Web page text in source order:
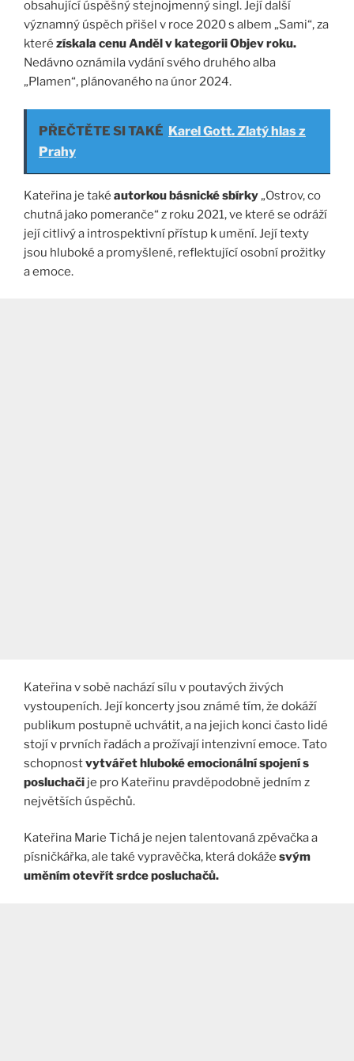
obsahující úspěšný stejnojmenný singl. Její další
významný úspěch přišel v roce 2020 s albem „Sami“, za
které získala cenu Anděl v kategorii Objev roku.
Nedávno oznámila vydání svého druhého alba
„Plamen“, plánovaného na únor 2024.
PŘEČTĚTE SI TAKÉ Karel Gott. Zlatý hlas z
Prahy
Kateřina je také autorkou básnické sbírky„Ostrov, co
chutná jako pomeranče“ z roku 2021, ve které se odráží
její citlivý a introspektivní přístup k umění. Její texty
jsou hluboké a promyšlené, reflektující osobní prožitky
a emoce.
Kateřina v sobě nachází sílu v poutavých živých
vystoupeních. Její koncerty jsou známé tím, že dokáží
publikum postupně uchvátit, a na jejich konci často lidé
stojí v prvních řadách a prožívají intenzivní emoce. Tato
schopnostvytvářet hluboké emocionální spojení s
posluchači je pro Kateřinu pravděpodobně jedním z
největších úspěchů.
Kateřina Marie Tichá je nejen talentovaná zpěvačka a
písničkářka, ale také vypravěčka, která dokáže svým
uměním otevřít srdce posluchačů.